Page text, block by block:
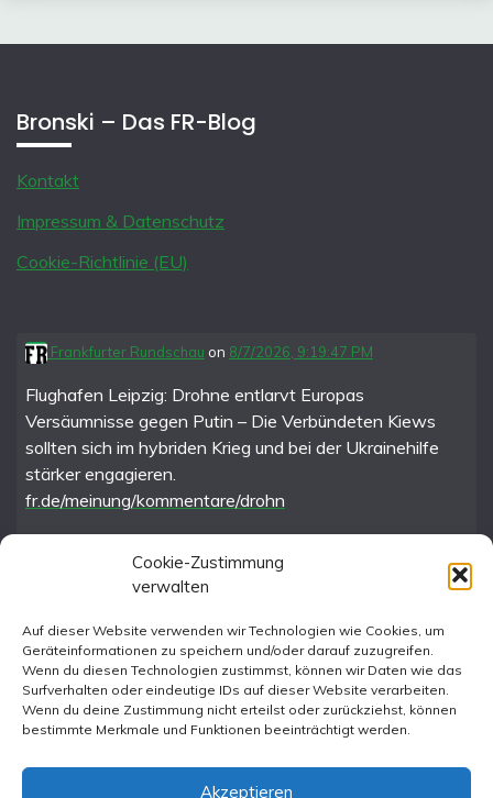
Cookie-Zustimmung
verwalten
Auf dieser Website verwenden wir Technologien wie Cookies, um
Geräteinformationen zu speichern und/oder darauf zuzugreifen.
Wenn du diesen Technologien zustimmst, können wir Daten wie das
Surfverhalten oder eindeutige IDs auf dieser Website verarbeiten.
Wenn du deine Zustimmung nicht erteilst oder zurückziehst, können
bestimmte Merkmale und Funktionen beeinträchtigt werden.
Akzeptieren
Bronski – Das FR-Blog
Kontakt
Impressum & Datenschutz
Cookie-Richtlinie (EU)
Frankfurter Rundschau on 8/7/2026, 9:19:47 PM
Flughafen Leipzig: Drohne entlarvt Europas
Versäumnisse gegen Putin – Die Verbündeten Kiews
sollten sich im hybriden Krieg und bei der Ukrainehilfe
stärker engagieren.
fr.de/meinung/kommentare/drohn
Instagram